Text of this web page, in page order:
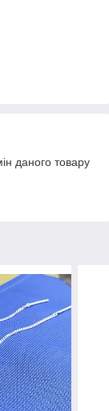
даного товару